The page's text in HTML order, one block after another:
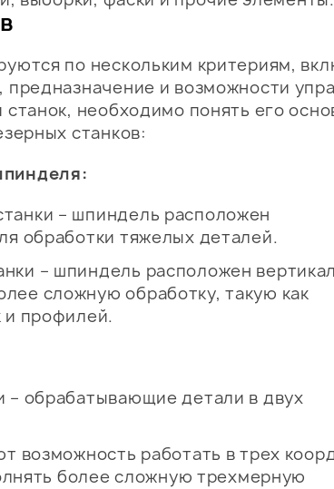
по нескольким критериям,
и возможности
необходимо понять его
станков:
– шпиндель расположен
обработки тяжелых деталей.
– шпиндель расположен
сложную обработку, такую как
и профилей.
– обрабатывающие детали в двух
возможность работать в трех
более сложную трехмерную